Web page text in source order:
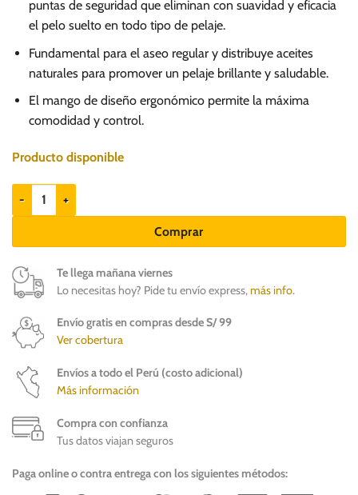
puntas de seguridad que eliminan con suavidad y eficacia
el pelo suelto en todo tipo de pelaje.
Fundamental para el aseo regular y distribuye aceites
naturales para promover un pelaje brillante y saludable.
El mango de diseño ergonómico permite la máxima
comodidad y control.
Producto disponible
Hartz Slicker Brush - Cepillo para perros y gatos cantidad
Comprar
Te llega mañana viernes
Lo necesitas hoy? Pide tu envío express,más info.
Envío gratis en compras desde S/ 99
Ver cobertura
Envíos a todo el Perú (costo adicional)
Más información
Compra con confianza
Tus datos viajan seguros
Paga online o contra entrega con los siguientes métodos: